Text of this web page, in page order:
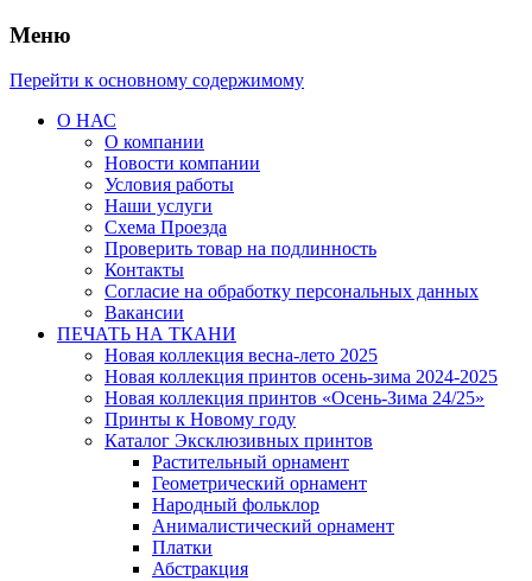
Меню
Перейти к основному содержимому
О НАС
О компании
Новости компании
Условия работы
Наши услуги
Схема Проезда
Проверить товар на подлинность
Контакты
Согласие на обработку персональных данных
Вакансии
ПЕЧАТЬ НА ТКАНИ
Новая коллекция весна-лето 2025
Новая коллекция принтов осень-зима 2024-2025
Новая коллекция принтов «Осень-Зима 24/25»
Принты к Новому году
Каталог Эксклюзивных принтов
Растительный орнамент
Геометрический орнамент
Народный фольклор
Анималистический орнамент
Платки
Абстракция